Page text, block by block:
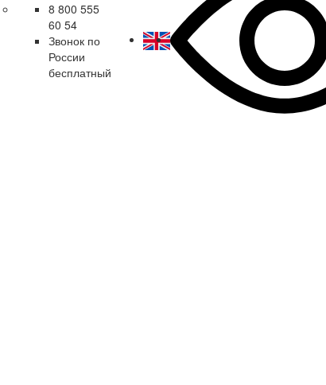
8 800 555
60 54
Звонок по
России
бесплатный